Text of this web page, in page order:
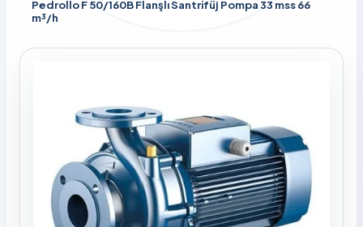
Pedrollo F 50/160B Flanşlı Santrifüj Pompa 33 mss 66
m³/h